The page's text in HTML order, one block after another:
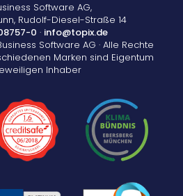
Software AG,
Rudolf-Diesel-Straße 14
0 · info@topix.de
Software AG · Alle Rechte
Marken sind Eigentum
Inhaber